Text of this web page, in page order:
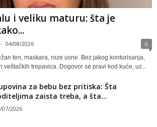
i veliku maturu: šta je
- 04/08/2026 0
ten, maskara, roze usne. Bez jakog konturisanja,
veštačkih trepavica. Dogovor se pravi kod kuće, uz...
za bebu bez pritiska: Šta
zaista treba, a šta...
07/2026